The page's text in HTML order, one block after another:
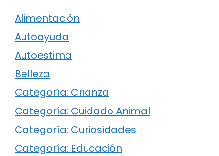
Alimentación
Autoayuda
Autoestima
Belleza
Categoría: Crianza
Categoría: Cuidado Animal
Categoría: Curiosidades
Categoría: Educación